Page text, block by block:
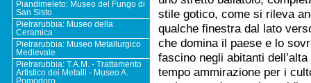
Piandimeleto: Museo del Fungo di
San Sisto
Pietrarubbia: Museo della
Ceramica
Pietrarubbia: Museo Metallurgico
Medievale
Pietrarubbia: T.A.M. - Trattamento
Artistico dei Metalli - Museo A.
Pomodoro
stile gotico, come si rileva
qualche finestra dal lato
che domina il paese e lo
fascino negli abitanti
tempo ammirazione per i